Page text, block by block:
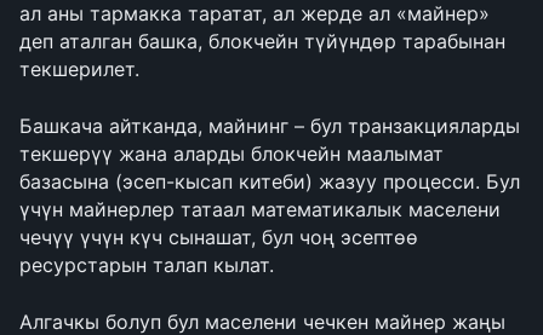
ал аны тармакка таратат, ал жерде ал «майнер»
деп аталган башка, блокчейн түйүндөр тарабынан
текшерилет.
Башкача айтканда, майнинг – бул транзакцияларды
текшерүү жана аларды блокчейн маалымат
базасына (эсеп-кысап китеби) жазуу процесси. Бул
үчүн майнерлер татаал математикалык маселени
чечүү үчүн күч сынашат, бул чоң эсептөө
ресурстарын талап кылат.
Алгачкы болуп бул маселени чечкен майнер жаңы